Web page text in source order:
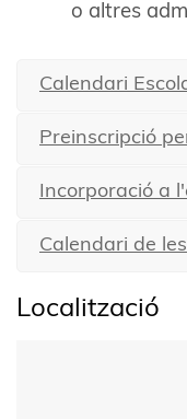
o altres
Calendari
Preinscripció
Incorporació a
Calendari de
Localització